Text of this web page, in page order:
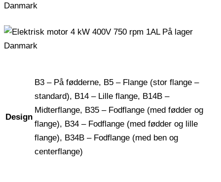
Design
B3 – På fødderne, B5 – Flange (stor flange –
standard), B14 – Lille flange, B14B –
Midterflange, B35 – Fodflange (med fødder og
flange), B34 – Fodflange (med fødder og lille
flange), B34B – Fodflange (med ben og
centerflange)